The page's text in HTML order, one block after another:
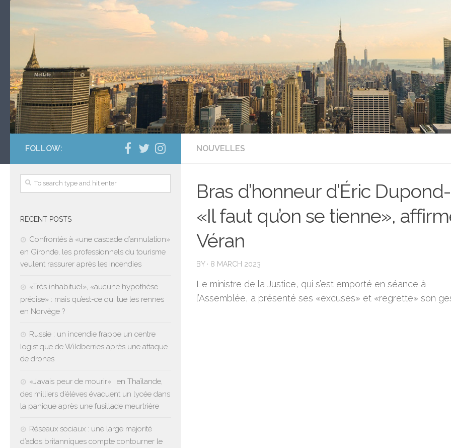
NOUVELLES
Bras d’honneur d’Éric
«Il faut qu’on se tienne»,
Véran
BY · 8 MARCH 2023
Le ministre de la Justice, qui s’est emporté en séance à
l’Assemblée, a présenté ses «excuses» et «regrette» son
FOLLOW:
RECENT POSTS
Confrontés à «une cascade d’annulation»
en Gironde, les professionnels du tourisme
veulent rassurer après les incendies
«Très inhabituel», «aucune hypothèse
précise» : mais qu’est-ce qui tue les rennes
en Norvège ?
Russie : un incendie frappe un centre
logistique de Wildberries après une attaque
de drones
«J’avais peur de mourir» : en Thaïlande,
des milliers d’élèves évacuent un lycée dans
la panique après une fusillade meurtrière
Réseaux sociaux : une large majorité
d’ados britanniques compte contourner le